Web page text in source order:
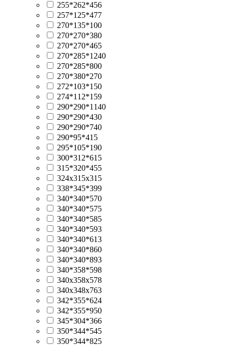
255*262*456
257*125*477
270*135*100
270*270*380
270*270*465
270*285*1240
270*285*800
270*380*270
272*103*150
274*112*159
290*290*1140
290*290*430
290*290*740
290*95*415
295*105*190
300*312*615
315*320*455
324x315x315
338*345*399
340*340*570
340*340*575
340*340*585
340*340*593
340*340*613
340*340*860
340*340*893
340*358*598
340x358x578
340х348х763
342*355*624
342*355*950
345*304*366
350*344*545
350*344*825